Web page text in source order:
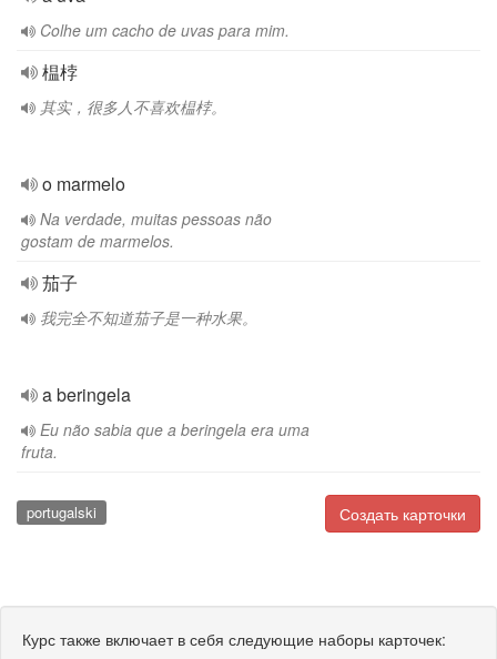
Colhe um cacho de uvas para mim.
榅桲
其实，很多人不喜欢榅桲。
o marmelo
Na verdade, muitas pessoas não
gostam de marmelos.
茄子
我完全不知道茄子是一种水果。
a beringela
Eu não sabia que a beringela era uma
fruta.
Создать карточки
portugalski
Курс также включает в себя следующие наборы карточек: